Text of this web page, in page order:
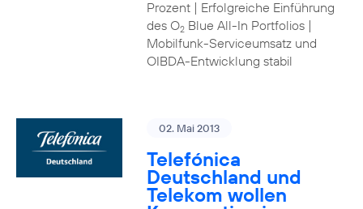
Prozent | Erfolgreiche Einführung
des O2Blue All-In Portfolios |
Mobilfunk-Serviceumsatz und
OIBDA-Entwicklung stabil
02. Mai 2013
Telefónica
Deutschland und
Telekom wollen